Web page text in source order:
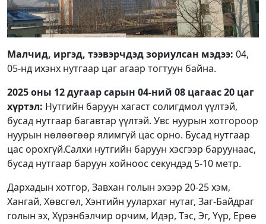
Малчид, иргэд, тээвэрчдэд зориулсан мэдээ: 04,
05-нд ихэнх нутгаар цаг агаар тогтуун байна.
2025 оны 12 дугаар сарын 04-ний 08 цагаас 20 цаг
хүртэл: Нутгийн баруун хагаст солигдмол үүлтэй,
бусад нутгаар багавтар үүлтэй. Увс нуурын хотгороор
нуурын нөлөөгөөр ялимгүй цас орно. Бусад нутгаар
цас орохгүй.Салхи нутгийн баруун хэсгээр баруунаас,
бусад нутгаар баруун хойноос секундэд 5-10 метр.
Дархадын хотгор, Завхан голын эхээр 20-25 хэм,
Хангай, Хөвсгөл, Хэнтийн уулархаг нутаг, Заг-Байдраг
голын эх, Хүрэнбэлчир орчим, Идэр, Тэс, Эг, Үүр, Ерөө